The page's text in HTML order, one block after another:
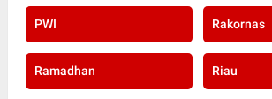
PWI Rakornas
Ramadhan Riau